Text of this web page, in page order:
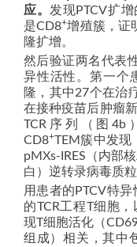
应。 发现PTCV扩
是CD8+增殖簇，证
隆扩增。
然后验证两名代表
异性活性。第一个
隆，其中27个在治
在接种疫苗后肿瘤
TCR序列（图4b
CD8+TEM簇中发现
pMXs-IRES（内部
白）逆转录病毒质
用患者的PTCV特
的TCR工程T细胞
现T细胞活化（
组成）相关，其中